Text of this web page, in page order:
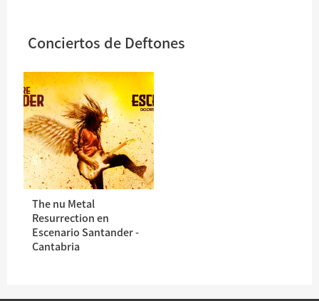
Conciertos de Deftones
The nu Metal
Resurrection en
Escenario Santander -
Cantabria